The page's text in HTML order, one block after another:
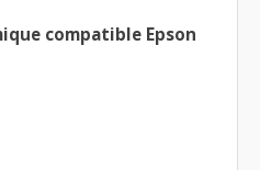
compatible Epson